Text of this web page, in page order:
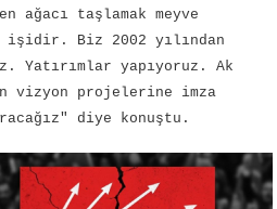
ağacı taşlamak meyve
işidir. Biz 2002 yılından
Yatırımlar yapıyoruz. Ak
vizyon projelerine imza
diye konuştu.